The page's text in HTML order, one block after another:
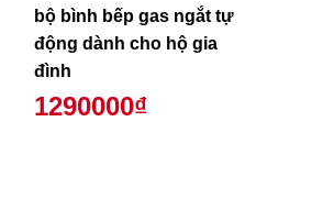
bộ bình bếp gas ngắt tự
động dành cho hộ gia
đình
1290000₫